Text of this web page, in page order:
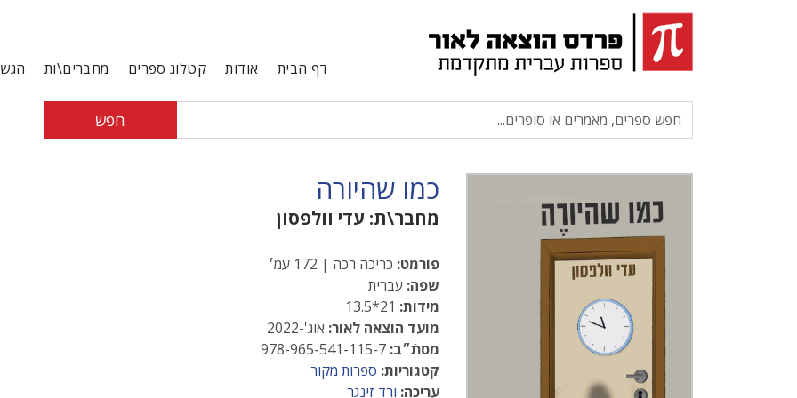
דף הבית אודות קטלוג ספרים מחברים\ות
חפש
כמו שהיורה
מחבר\ת: עדי וולפסון
פורמט: כריכה רכה | 172 עמ׳
שפה: עברית
מידות:
מועד הוצאה לאור: אוג'-2022
מסתֿ״ב:
קטגוריות: ספרות מקור
עריכה: ורד זינגר